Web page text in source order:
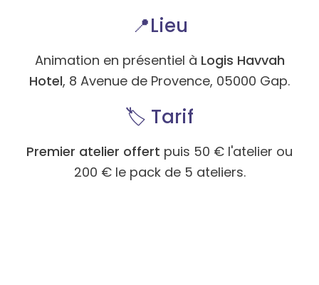
📍Lieu
Animation en présentiel à Logis Havvah
Hotel, 8 Avenue de Provence, 05000 Gap.
🏷️ Tarif
Premier atelier offert puis 50 € l'atelier ou
200 € le pack de 5 ateliers.